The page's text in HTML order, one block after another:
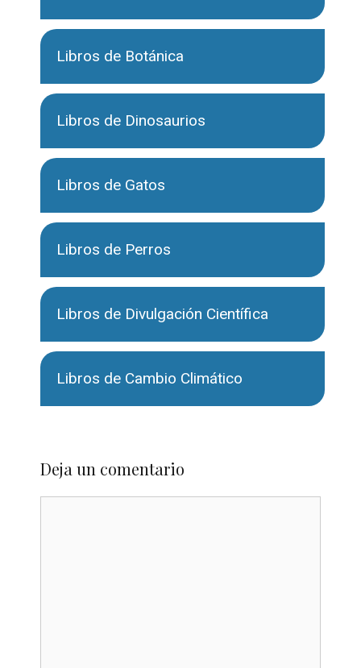
Libros de Botánica
Libros de Dinosaurios
Libros de Gatos
Libros de Perros
Libros de Divulgación Científica
Libros de Cambio Climático
Deja un comentario